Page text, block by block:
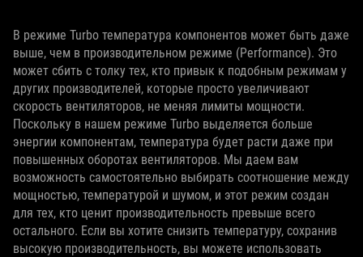
В режиме Turbo температура компонентов может быть даже
выше, чем в производительном режиме (Performance). Это
может сбить с толку тех, кто привык к подобным режимам у
других производителей, которые просто увеличивают
скорость вентиляторов, не меняя лимиты мощности.
Поскольку в нашем режиме Turbo выделяется больше
энергии компонентам, температура будет расти даже при
повышенных оборотах вентиляторов. Мы даем вам
возможность самостоятельно выбирать соотношение между
мощностью, температурой и шумом, и этот режим создан
для тех, кто ценит производительность превыше всего
остального. Если вы хотите снизить температуру, сохранив
высокую производительность, вы можете использовать